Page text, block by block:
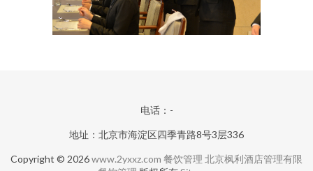
电话：-
地址：北京市海淀区四季青路8号3层336
Copyright © 2026www.2yxxz.com 餐饮管理 北京枫利酒店管理有限